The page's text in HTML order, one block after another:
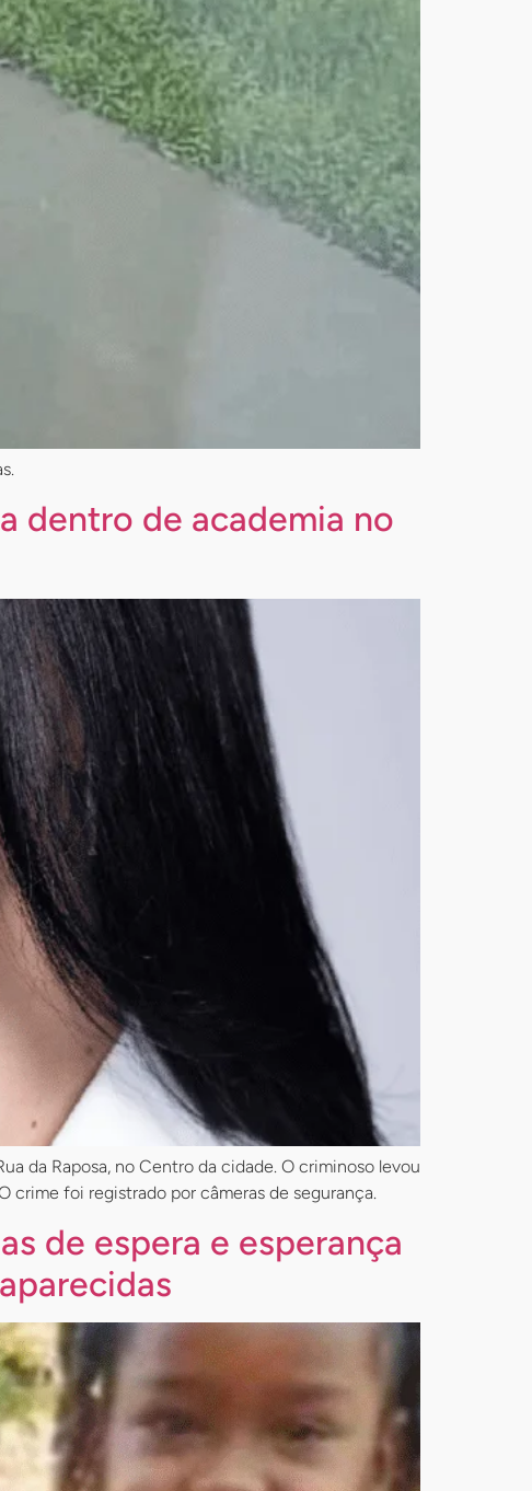
dentro de academia no
da Raposa, no Centro da cidade. O criminoso levou
crime foi registrado por câmeras de segurança.
de espera e esperança